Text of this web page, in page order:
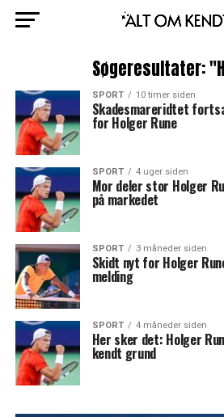
Søgeresultater:
SPORT 10 timer siden
Skadesmareridtet
for Holger Rune
SPORT 4 uger siden
Mor deler stor Holger
på markedet
SPORT 3 måneder siden
Skidt nyt for Holger
melding
SPORT 4 måneder siden
Her sker det: Holger
kendt grund